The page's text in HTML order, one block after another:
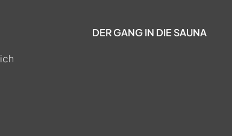
DER GANG IN DIE SAUNA